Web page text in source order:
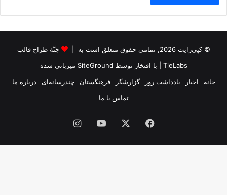
© کپی‌رایت 2026, تمامی حقوق متعلق است به |
جَنَّة طراح قالب
TieLabs | با افتخار توسط SiteGround میزبانی شده
خانه
اخبار یادداشت روز گزارشگر فرهنگستان چندرسانه‌ای
درباره ما
تماس با ما
فیس
بوک
یوتیوب